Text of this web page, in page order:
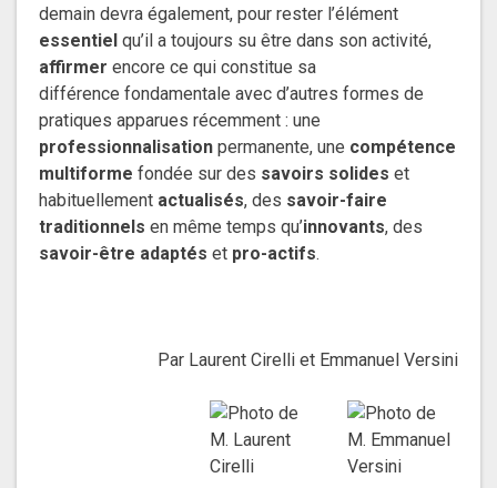
demain devra également, pour rester l’élément
essentiel qu’il a toujours su être dans son activité,
affirmer encore ce qui constitue sa
différence fondamentale avec d’autres formes de
pratiques apparues récemment : une
professionnalisation permanente, une compétence
multiforme fondée sur des savoirs solides et
habituellement actualisés, des savoir-faire
traditionnels en même temps qu’innovants, des
savoir-être adaptés et pro-actifs.
Par Laurent Cirelli et Emmanuel Versini